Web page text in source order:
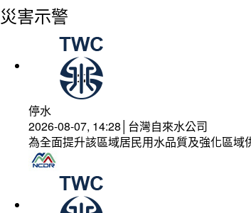
災害示警
停水
2026-08-07, 14:28│台灣自來水公司
為全面提升該區域居民用水品質及強化區